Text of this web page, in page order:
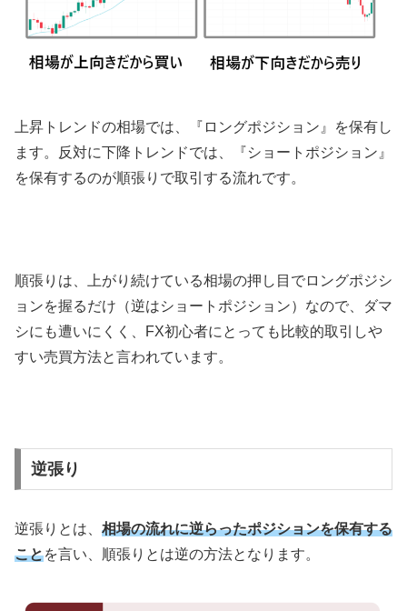
上昇トレンドの相場では、『ロングポジション』を保有し
ます。反対に下降トレンドでは、『ショートポジション』
を保有するのが順張りで取引する流れです。
順張りは、上がり続けている相場の押し目でロングポジシ
ョンを握るだけ（逆はショートポジション）なので、ダマ
シにも遭いにくく、
FX初心者にとっても比較的取引しや
すい売買方法と言われています。
逆張り
逆張りとは、 相場の流れに逆らったポジションを保有する
ことを言い、順張りとは逆の方法となります。